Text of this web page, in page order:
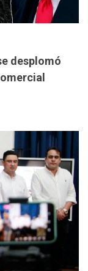
desplomó